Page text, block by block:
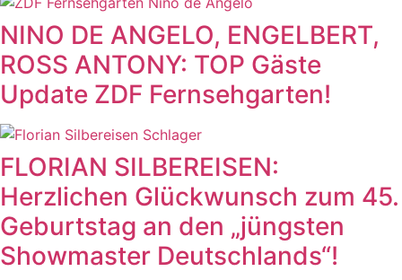
NINO DE ANGELO, ENGELBERT,
ROSS ANTONY: TOP Gäste
Update ZDF Fernsehgarten!
FLORIAN SILBEREISEN:
Herzlichen Glückwunsch zum 45.
Geburtstag an den „jüngsten
Showmaster Deutschlands“!